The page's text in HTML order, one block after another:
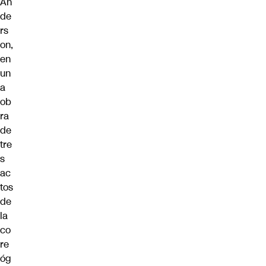
de
rs
on,
en
un
a
ob
ra
de
tre
s
ac
tos
de
la
co
re
óg